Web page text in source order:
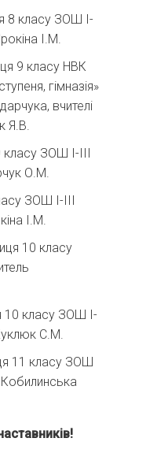
8 класу ЗОШ І-
І.М.
9 класу НВК
гімназія»
вчителі
Я.В.
ЗОШ І-ІІІ
О.М.
ЗОШ І-ІІІ
І.М.
10 класу
10 класу ЗОШ І-
С.М.
11 класу ЗОШ
Кобилинська